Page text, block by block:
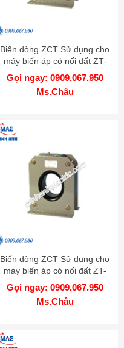
Biến dòng ZCT Sử dụng cho
máy biến áp có nối đất ZT-
60B-W Mitsubishi
Gọi ngay: 0909.067.950
Ms.Châu
Biến dòng ZCT Sử dụng cho
máy biến áp có nối đất ZT-
15B-W Mitsubishi
Gọi ngay: 0909.067.950
Ms.Châu